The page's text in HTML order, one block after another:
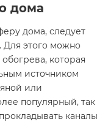
дома
дома, следует
Для этого можно
которая
источником
или
популярный, так
каналы